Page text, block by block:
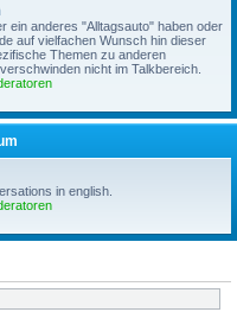
ein anderes "Alltagsauto" haben oder
auf vielfachen Wunsch hin dieser
Themen zu anderen
nicht im Talkbereich.
in english.